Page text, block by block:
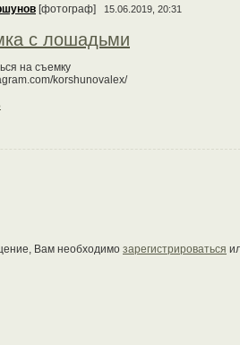
[фотограф] 15.06.2019, 20:31
с лошадьми
на съемку
korshunovalex/
Вам необходимо зарегистрироваться